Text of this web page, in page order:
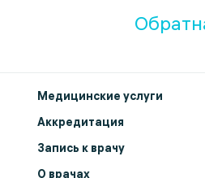
Медицинские услуги
Аккредитация
Запись к врачу
О врачах